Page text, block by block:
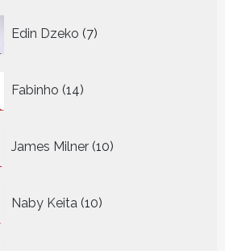
Edin Dzeko 7
producten
Fabinho 14
producten
James Milner 10
producten
Naby Keita 10
producten